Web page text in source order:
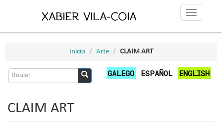
Toggle
Inicio Arte CLAIM ART
Formulario
búsqueda
GALEGO ESPAÑOL ENGLISH
CLAIM ART